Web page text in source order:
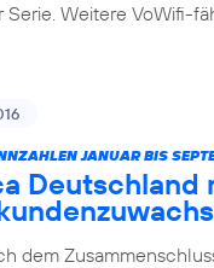
Serie. Weitere VoWifi-
JANUAR BIS
Deutschland
dem